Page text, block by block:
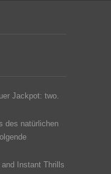
Jackpot: two.
des natürlichen
Instant Thrills